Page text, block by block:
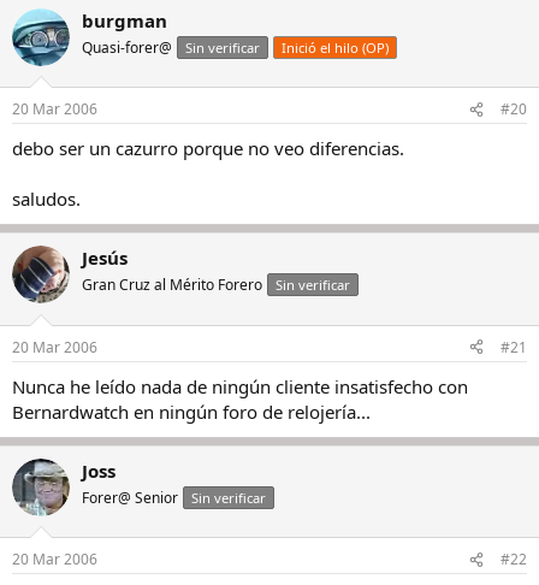
burgman
Quasi-forer@ Sin verificar Inició el hilo (OP)
20 Mar 2006 #20
debo ser un cazurro porque no veo diferencias.
saludos.
Jesús
Gran Cruz al Mérito Forero Sin verificar
20 Mar 2006 #21
Nunca he leído nada de ningún cliente insatisfecho con
Bernardwatch en ningún foro de relojería...
Joss
Forer@ Senior Sin verificar
20 Mar 2006 #22